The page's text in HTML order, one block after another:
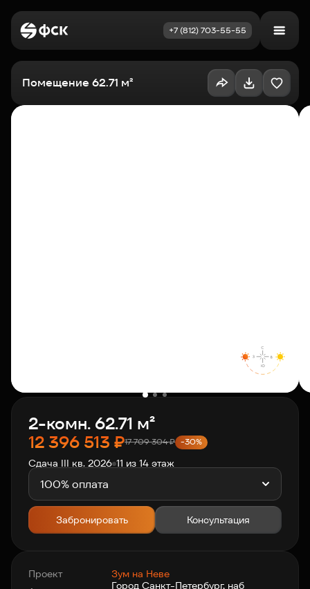
+7 (812) 703-55-55
Контакты
Связаться с нами
+7 812 703-55-55
Помещение 62.71 м²
2-комн. 62.71 м²
12 396 513 ₽17 709 304₽ -30%
Сдача III кв. 2026 11 из 14 этаж
100% оплата
Забронировать Консультация
Проект
Зум на Неве
Город Санкт-Петербург, наб